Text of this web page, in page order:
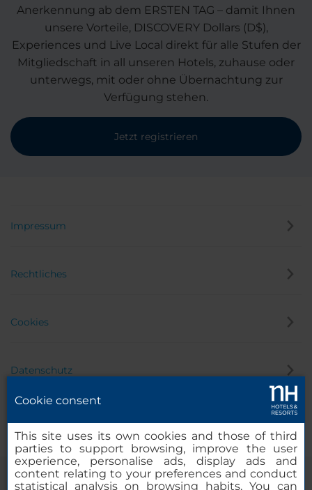
Anerkennung ab dem ERSTEN TAG – damit Ihnen
unsere Vorteile, DISCOVERY Dollars (D$),
Experiences und Live Local direkt für alle Stufen der
Mitgliedschaft in all unseren Hotels, zuhause oder
unterwegs, mit oder ohne Übernachtung zur
Verfügung stehen.
Jetzt registrieren
Impressum
Rechtliches
Cookies
Datenschutz
Cookie consent
This site uses its own cookies and those of third
parties to support browsing, improve the user
experience, personalise ads, display ads and
content relating to your preferences and conduct
statistical analysis on browsing habits. You can